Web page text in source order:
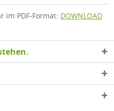
im PDF-Format: DOWNLOAD